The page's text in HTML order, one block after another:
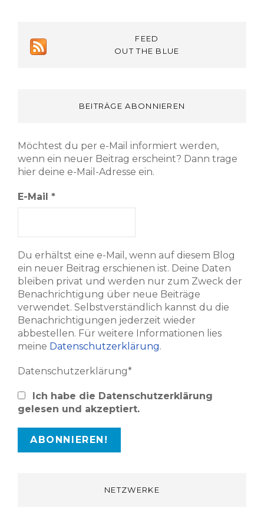
FEED
OUT THE BLUE
BEITRÄGE ABONNIEREN
Möchtest du per e-Mail informiert werden,
wenn ein neuer Beitrag erscheint? Dann trage
hier deine e-Mail-Adresse ein.
E-Mail *
Du erhältst eine e-Mail, wenn auf diesem Blog
ein neuer Beitrag erschienen ist. Deine Daten
bleiben privat und werden nur zum Zweck der
Benachrichtigung über neue Beiträge
verwendet. Selbstverständlich kannst du die
Benachrichtigungen jederzeit wieder
abbestellen. Für weitere Informationen lies
meine Datenschutzerklärung.
Datenschutzerklärung*
Ich habe die Datenschutzerklärung
gelesen und akzeptiert.
NETZWERKE